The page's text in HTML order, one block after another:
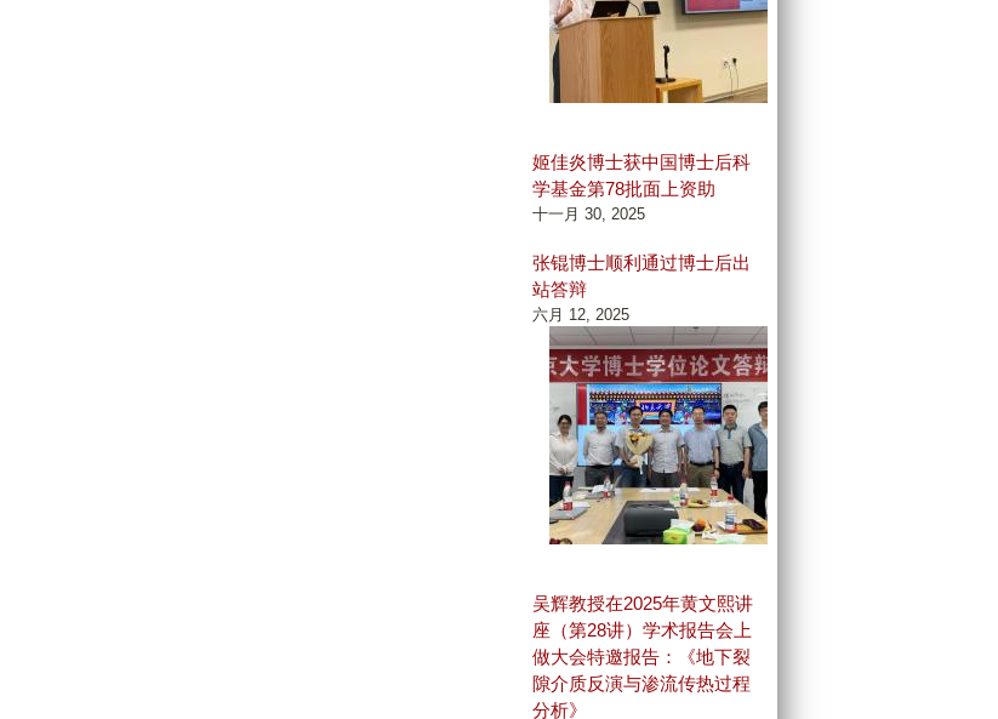
姬佳炎博士获中国博士后科
学基金第78批面上资助
十一月 30, 2025
张锟博士顺利通过博士后出
站答辩
六月 12, 2025
吴辉教授在2025年黄文熙讲
座（第28讲）学术报告会上
做大会特邀报告：《地下裂
隙介质反演与渗流传热过程
分析》